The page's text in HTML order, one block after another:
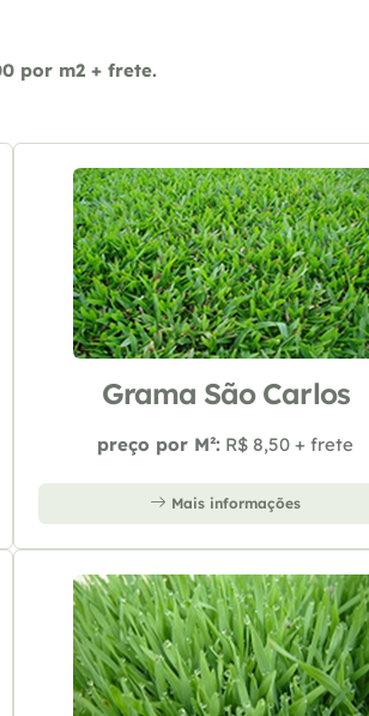
por m2 + frete.
Grama São Carlos
preço por M²: R$ 8,50 + frete
Mais informações